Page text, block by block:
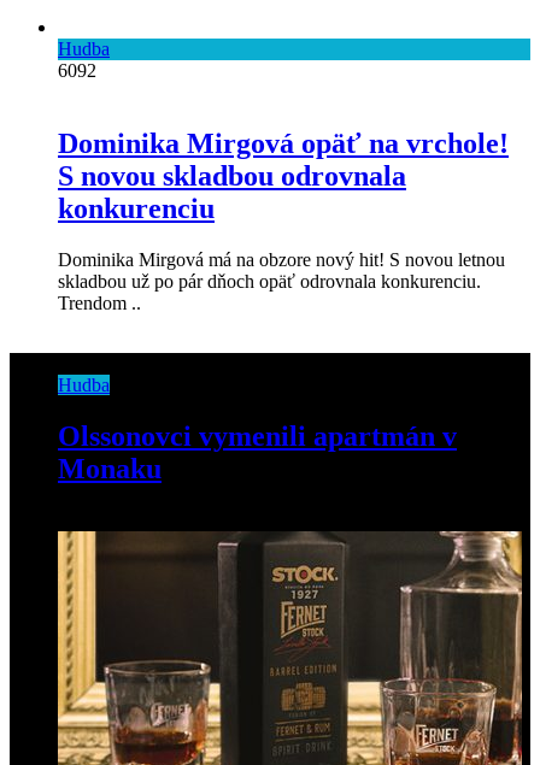
Hudba
6092
Dominika Mirgová opäť na vrchole!
S novou skladbou odrovnala
konkurenciu
Dominika Mirgová má na obzore nový hit! S novou letnou
skladbou už po pár dňoch opäť odrovnala konkurenciu.
Trendom ..
Hudba
Olssonovci vymenili apartmán v
Monaku